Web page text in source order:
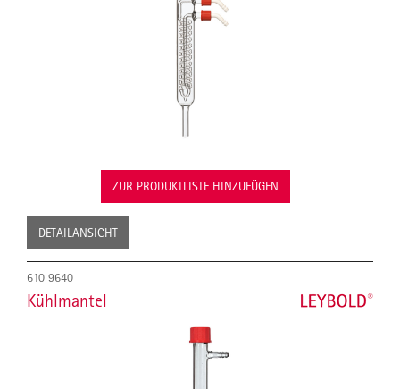
ZUR PRODUKTLISTE HINZUFÜGEN
DETAILANSICHT
610 9640
Kühlmantel